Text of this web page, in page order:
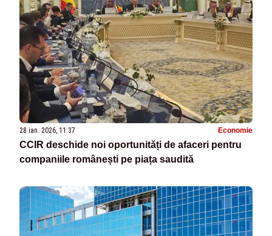
28 ian. 2026, 11:37 Economie
CCIR deschide noi oportunități de afaceri pentru
companiile românești pe piața saudită